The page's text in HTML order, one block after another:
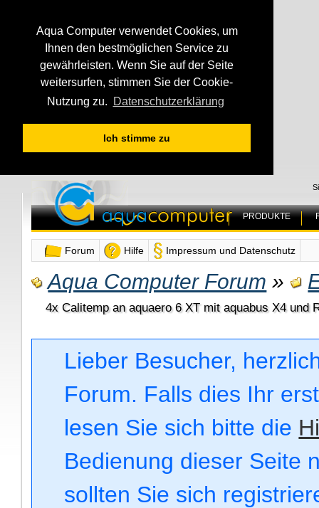
Aqua Computer verwendet Cookies, um
Ihnen den bestmöglichen Service zu
gewährleisten. Wenn Sie auf der Seite
weitersurfen, stimmen Sie der Cookie-
Nutzung zu.
Datenschutzerklärung
Ich stimme zu
PRODUKTE
Forum Hilfe Impressum und Datenschutz
Aqua Computer Forum »
4x Calitemp an aquaero 6 XT mit aquabus X4 und
Lieber Besucher,
Forum. Falls dies Ihr
lesen Sie sich bitte die
Bedienung dieser Seite
sollten Sie sich